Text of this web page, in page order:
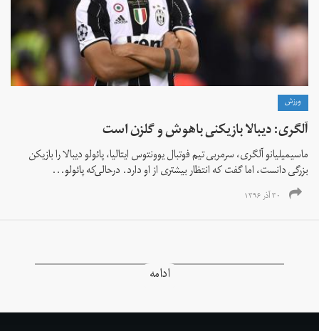
ورزش
آلگری: دیبالا بازیکنی باهوش و گلزن است
ماسیمیلیانو آلگری، سرمربی تیم فوتبال یوونتوس ایتالیا، پائولو دیبالا را بازیکن
بزرگی دانست، اما گفت که انتظار بیشتری از او دارد. درحالی‌که پائولو...
۳۰ آذر ۱۳۹۶
ادامه